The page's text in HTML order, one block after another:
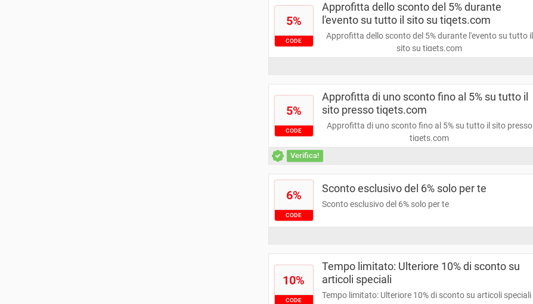
5%
CODE
Approfitta dello sconto del 5% durante
l'evento su tutto il sito su tiqets.com
Approfitta dello sconto del 5% durante l'evento su tutto il
sito su tiqets.com
5%
CODE
Approfitta di uno sconto fino al 5% su tutto il
sito presso tiqets.com
Approfitta di uno sconto fino al 5% su tutto il sito presso
tiqets.com
Verifica!
6%
CODE
Sconto esclusivo del 6% solo per te
Sconto esclusivo del 6% solo per te
10%
CODE
Tempo limitato: Ulteriore 10% di sconto su
articoli speciali
Tempo limitato: Ulteriore 10% di sconto su articoli speciali